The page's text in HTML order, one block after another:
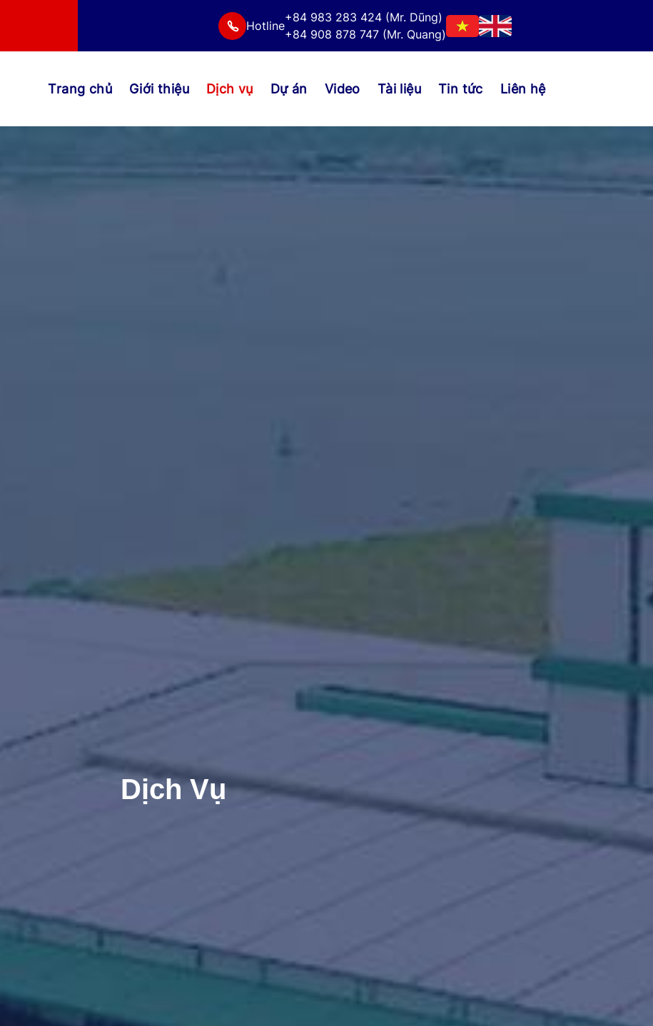
Hotline
+84 983 283 424 (Mr. Dũng)
+84 908 878 747 (Mr. Quang)
Trang chủ Giới thiệu Dịch vụ Dự án Video Tài liệu Tin tức Liên hệ
Dịch Vụ